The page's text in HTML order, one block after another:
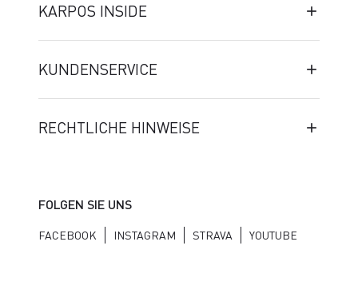
KARPOS INSIDE
KUNDENSERVICE
RECHTLICHE HINWEISE
FOLGEN SIE UNS
FACEBOOK INSTAGRAM STRAVA YOUTUBE